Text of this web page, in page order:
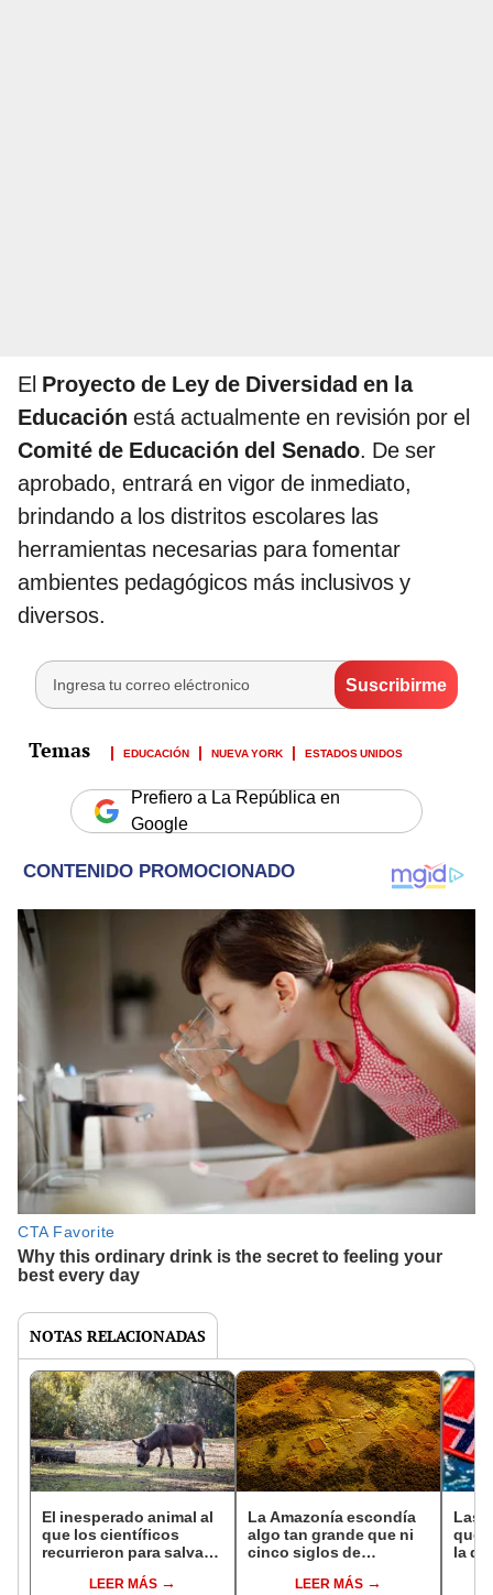
El Proyecto de Ley de Diversidad en la
Educación está actualmente en revisión por el
Comité de Educación del Senado. De ser
aprobado, entrará en vigor de inmediato,
brindando a los distritos escolares las
herramientas necesarias para fomentar
ambientes pedagógicos más inclusivos y
diversos.
EDUCACIÓN NUEVA YORK ESTADOS UNIDOS
Prefiero a La República en
Google
NOTAS RELACIONADAS
El inesperado animal al
que los científicos
recurrieron para salvar
reintroducción de un
LEER MÁS
La Amazonía escondía
algo tan grande que ni
cinco siglos de
encontrarlo: el hallazgo
LEER MÁS
Las
que
la de